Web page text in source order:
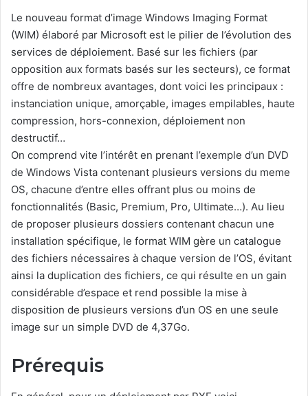
Le nouveau format d’image Windows Imaging Format
(WIM) élaboré par Microsoft est le pilier de l’évolution des
services de déploiement. Basé sur les fichiers (par
opposition aux formats basés sur les secteurs), ce format
offre de nombreux avantages, dont voici les principaux :
instanciation unique, amorçable, images empilables, haute
compression, hors-connexion, déploiement non
destructif…
On comprend vite l’intérêt en prenant l’exemple d’un DVD
de Windows Vista contenant plusieurs versions du meme
OS, chacune d’entre elles offrant plus ou moins de
fonctionnalités (Basic, Premium, Pro, Ultimate…). Au lieu
de proposer plusieurs dossiers contenant chacun une
installation spécifique, le format WIM gère un catalogue
des fichiers nécessaires à chaque version de l’OS, évitant
ainsi la duplication des fichiers, ce qui résulte en un gain
considérable d’espace et rend possible la mise à
disposition de plusieurs versions d’un OS en une seule
image sur un simple DVD de 4,37Go.
Prérequis